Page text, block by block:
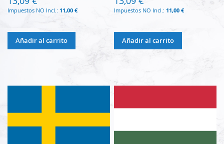
11,00 €
Añadir al carrito
11,00 €
Añadir al carrito